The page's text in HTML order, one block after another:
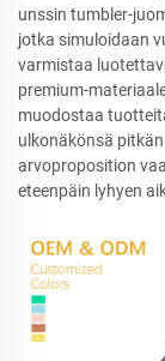
unssin tumbler-
jotka simuloidaan
varmistaa
premium-
muodostaa
ulkonäkönsä
arvoproposition
eteenpäin lyhyen